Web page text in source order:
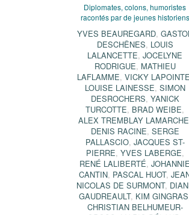
Diplomates, colons, humoristes
racontés par de jeunes historiens
YVES BEAUREGARD,
DESCHÊNES, LOUIS
LALANCETTE, JOCELYNE
RODRIGUE, MATHIEU
LAFLAMME, VICKY LAPOINTE
LOUISE LAINESSE, SIMON
DESROCHERS, YANICK
TURCOTTE, BRAD WEIBE,
ALEX TREMBLAY LAMARCHE
DENIS RACINE, SERGE
PALLASCIO, JACQUES ST-
PIERRE, YVES LABERGE,
RENÉ LALIBERTÉ, JOHANNIE
CANTIN, PASCAL HUOT,
NICOLAS DE SURMONT,
GAUDREAULT, KIM GINGRAS
CHRISTIAN BELHUMEUR-